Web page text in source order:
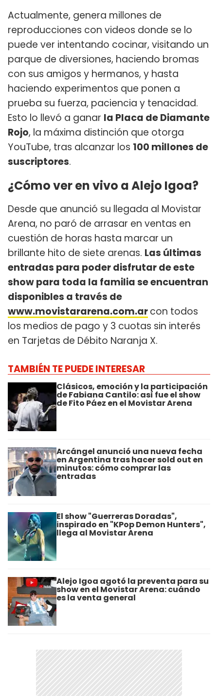
Actualmente, genera millones de
reproducciones con videos donde se lo
puede ver intentando cocinar, visitando un
parque de diversiones, haciendo bromas
con sus amigos y hermanos, y hasta
haciendo experimentos que ponen a
prueba su fuerza, paciencia y tenacidad.
Esto lo llevó a ganar la Placa de Diamante
Rojo, la máxima distinción que otorga
YouTube, tras alcanzar los 100 millones de
suscriptores.
¿Cómo ver en vivo a Alejo Igoa?
Desde que anunció su llegada al Movistar
Arena, no paró de arrasar en ventas en
cuestión de horas hasta marcar un
brillante hito de siete arenas. Las últimas
entradas para poder disfrutar de este
show para toda la familia se encuentran
disponibles a través de
www.movistararena.com.arcon todos
los medios de pago y 3 cuotas sin interés
en Tarjetas de Débito Naranja X.
TAMBIÉN TE PUEDE INTERESAR
Clásicos, emoción y la participación
de Fabiana Cantilo: así fue el show
de Fito Páez en el Movistar Arena
Arcángel anunció una nueva fecha
en Argentina tras hacer sold out en
minutos: cómo comprar las
entradas
El show "Guerreras Doradas",
inspirado en "KPop Demon Hunters",
llega al Movistar Arena
Alejo Igoa agotó la preventa para su
show en el Movistar Arena: cuándo
es la venta general